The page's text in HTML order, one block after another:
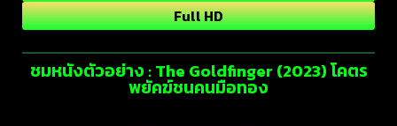
Full HD
ชมหนังตัวอย่าง : The Goldfinger (2023) โคตร
พยัคฆ์ชนคนมือทอง